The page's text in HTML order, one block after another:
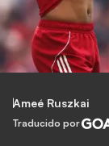
Ameé Ruszkai
Traducido por